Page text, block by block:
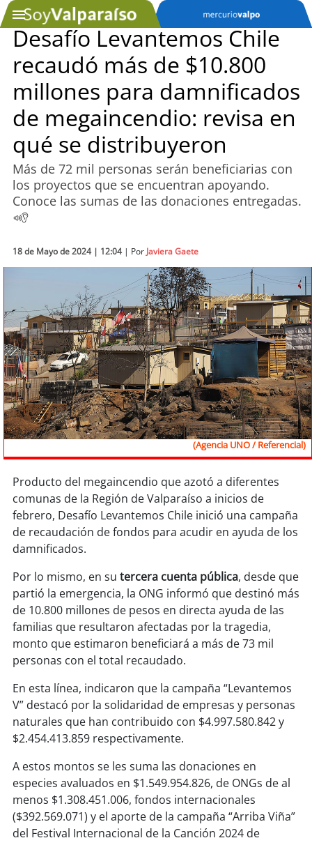
SOYTV
Podcast
Actualidad
Entretención
Deportes
Tecnología
Sostenibilidad
soychile
soyarica
soyiquique
soycalama
antofagasta
copiapó
soyquillota
soysanantonio
soychillán
soy sancarlos
soytalcahuano
soy concepción
soy coronel
soyarauco
Desafío Levantemos Chile
recaudó más de $10.800
millones para damnificados
de megaincendio: revisa en
qué se distribuyeron
Más de 72 mil personas serán beneficiarias con
los proyectos que se encuentran apoyando.
Conoce las sumas de las donaciones entregadas.
18 de Mayo de 2024 | 12:04| Por Javiera Gaete
(Agencia UNO / Referencial)
Producto del megaincendio que azotó a diferentes
comunas de la Región de Valparaíso a inicios de
febrero, Desafío Levantemos Chile inició una campaña
de recaudación de fondos para acudir en ayuda de los
damnificados.
Por lo mismo, en sutercera cuenta pública, desde que
partió la emergencia, la ONG informó que destinó más
de 10.800 millones de pesos en directa ayuda de las
familias que resultaron afectadas por la tragedia,
monto que estimaron beneficiará a más de 73 mil
personas con el total recaudado.
En esta línea, indicaron que la campaña “Levantemos
V” destacó por la solidaridad de empresas y personas
naturales que han contribuido con $4.997.580.842 y
$2.454.413.859 respectivamente.
A estos montos se les suma las donaciones en
especies avaluados en $1.549.954.826, de ONGs de al
menos $1.308.451.006, fondos internacionales
($392.569.071) y el aporte de la campaña “Arriba Viña”
del Festival Internacional de la Canción 2024 de